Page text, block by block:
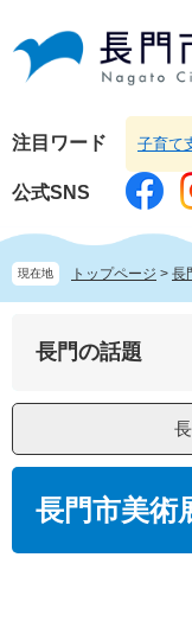
頭
す。
飛
し
本
文
へ
注目ワード 子育て
公式SNS
現在地 トップページ > 長
長門の話題
長門市美術